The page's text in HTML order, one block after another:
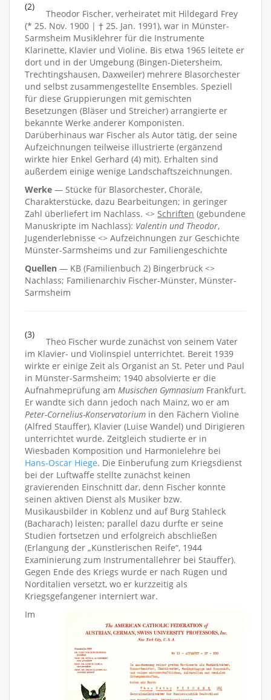
(2)
Theodor Fischer, verheiratet mit Hildegard Frey
(* 25. Nov. 1900 | † 25. Jan. 1991), war in Münster-
Sarmsheim Musiklehrer für die Instrumente
Klarinette, Klavier und Violine. Bis etwa 1965 leitete er
dort und in der Umgebung (Bingen-Dietersheim,
Trechtingshausen, Daxweiler) mehrere Blasorchester
und selbst zusammengestellte Ensembles. Speziell
für diese Gruppierungen mit gemischten
Besetzungen (Bläser und Streicher) arrangierte er
bekannte Werke anderer Komponisten.
Darüberhinaus war Fischer als Autor tätig, der seine
Aufzeichnungen teilweise illustrierte (ergänzend
wirkte hier Enkel Gerhard (4) mit). Erhalten sind
außerdem einige wenige Landschaftszeichnungen.
Werke — Stücke für Blasorchester, Choräle,
Charakterstücke, dazu Bearbeitungen; in geringer
Zahl überliefert im Nachlass. <> Schriften (gebundene
Manuskripte im Nachlass): Valentin und Theodor,
Jugenderlebnisse <> Aufzeichnungen zur Geschichte
Münster-Sarmsheims und zur Familiengeschichte
Quellen — KB (Familienbuch 2) Bingerbrück <>
Nachlass; Familienarchiv Fischer-Münster, Münster-
Sarmsheim
(3)
Theo Fischer wurde zunächst von seinem Vater
im Klavier- und Violinspiel unterrichtet. Bereit 1939
wirkte er einige Zeit als Organist an St. Peter und Paul
in Münster-Sarmsheim; 1940 absolvierte er die
Aufnahmeprüfung am Musischen Gymnasium Frankfurt.
Er wandte sich dann jedoch nach Mainz, wo er am
Peter-Cornelius-Konservatorium in den Fächern Violine
(Alfred Stauffer), Klavier (Luise Wandel) und Dirigieren
unterrichtet wurde. Zeitgleich studierte er in
Wiesbaden Komposition und Harmonielehre bei
Hans-Oscar Hiege. Die Einberufung zum Kriegsdienst
bei der Luftwaffe stellte zunächst keinen
gravierenden Einschnitt dar, denn Fischer konnte
seinen aktiven Dienst als Musiker bzw.
Musikausbilder in Koblenz und auf Burg Stahleck
(Bacharach) leisten; parallel dazu durfte er seine
Studien fortsetzen und erfolgreich abschließen
(Erlangung der „Künstlerischen Reife“, 1944
Examinierung zum Instrumentallehrer bei Stauffer).
Gegen Ende des Kriegs wurde er nach Rügen und
Norditalien versetzt, wo er kurzzeitig als
Kriegsgefangener interniert war.
Im